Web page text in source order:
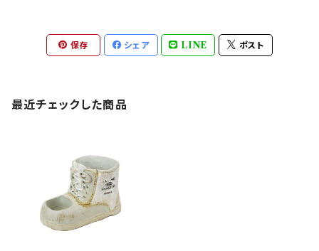
保存 シェア LINE ポスト
最近チェックした商品